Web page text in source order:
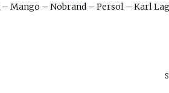
– Mango – Nobrand – Persol – Karl